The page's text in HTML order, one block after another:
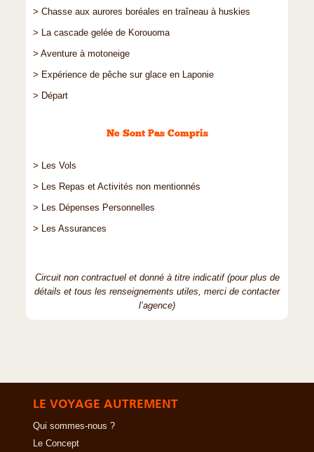
> Chasse aux aurores boréales en traîneau à huskies
> La cascade gelée de Korouoma
> Aventure à motoneige
> Expérience de pêche sur glace en Laponie
> Départ
Ne Sont Pas Compris
> Les Vols
> Les Repas et Activités non mentionnés
> Les Dépenses Personnelles
> Les Assurances
Circuit non contractuel et donné à titre indicatif (pour plus de
détails et tous les renseignements utiles, merci de contacter
l’agence)
LE VOYAGE AUTREMENT
Qui sommes-nous ?
Le Concept